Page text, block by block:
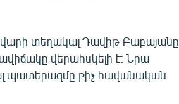
տեղակալ Դավիթ Բաբայանը
վերահսկելի է։ Նրա
պատերազմը քիչ հավանական